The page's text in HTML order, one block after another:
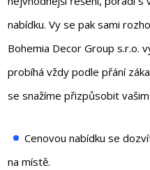
nabídku. Vy se pak sami
Bohemia Decor Group s.r.o.
probíhá vždy podle přání
se snažíme přizpůsobit
Cenovou nabídku se
na místě.